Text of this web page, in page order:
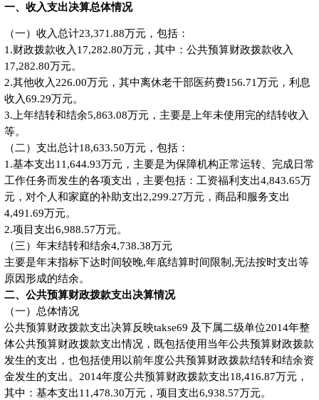
一、收入支出决算总体情况
（一）收入总计23,371.88万元，包括：
1.财政拨款收入17,282.80万元，其中：公共预算财政拨款收入
17,282.80万元。
2.其他收入226.00万元，其中离休老干部医药费156.71万元，利息
收入69.29万元。
3.上年结转和结余5,863.08万元，主要是上年未使用完的结转收入
等。
（二）支出总计18,633.50万元，包括：
1.基本支出11,644.93万元，主要是为保障机构正常运转、完成日常
工作任务而发生的各项支出，主要包括：工资福利支出4,843.65万
元，对个人和家庭的补助支出2,299.27万元，商品和服务支出
4,491.69万元。
2.项目支出6,988.57万元。
（三）年末结转和结余4,738.38万元
主要是年末指标下达时间较晚,年底结算时间限制,无法按时支出等
原因形成的结余。
二、公共预算财政拨款支出决算情况
（一）总体情况
公共预算财政拨款支出决算反映takse69 及下属二级单位2014年整
体公共预算财政拨款支出情况，既包括使用当年公共预算财政拨款
发生的支出，也包括使用以前年度公共预算财政拨款结转和结余资
金发生的支出。2014年度公共预算财政拨款支出18,416.87万元，
其中：基本支出11,478.30万元，项目支出6,938.57万元。